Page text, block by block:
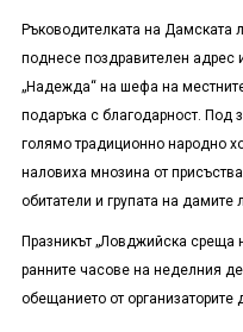
Ръководителката на Дамската
поднесе поздравителен
„Надежда“ на шефа на
подаръка с благодарност. Под
голямо традиционно народно
наловиха мнозина от
обитатели и групата на дамите
Празникът „Ловджийска
ранните часове на неделния
обещанието от организаторите